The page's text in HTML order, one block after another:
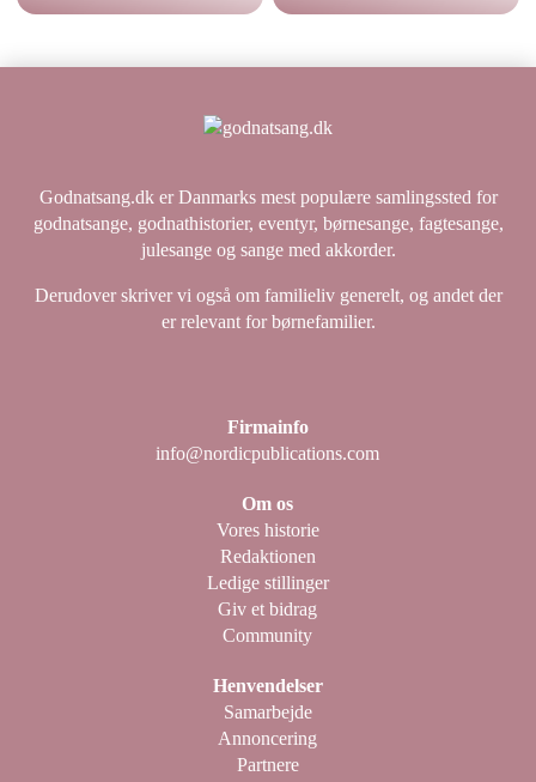
Godnatsang.dk er Danmarks mest populære samlingssted for
godnatsange, godnathistorier, eventyr, børnesange, fagtesange,
julesange og sange med akkorder.
Derudover skriver vi også om familieliv generelt, og andet der
er relevant for børnefamilier.
Firmainfo
info@nordicpublications.com
Om os
Vores historie
Redaktionen
Ledige stillinger
Giv et bidrag
Community
Henvendelser
Samarbejde
Annoncering
Partnere